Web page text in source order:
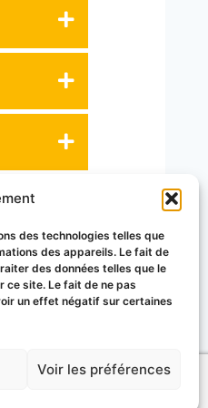
des technologies telles que
des appareils. Le fait de
des données telles que le
ce site. Le fait de ne pas
un effet négatif sur certaines
Voir les préférences